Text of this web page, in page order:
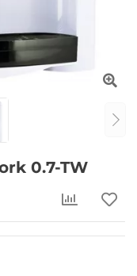
0.7-TW